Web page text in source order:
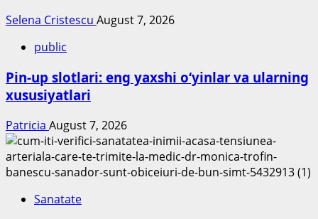
Selena Cristescu August 7, 2026
public
Pin-up slotlari: eng yaxshi o‘yinlar va ularning
xususiyatlari
Patricia August 7, 2026
Sanatate